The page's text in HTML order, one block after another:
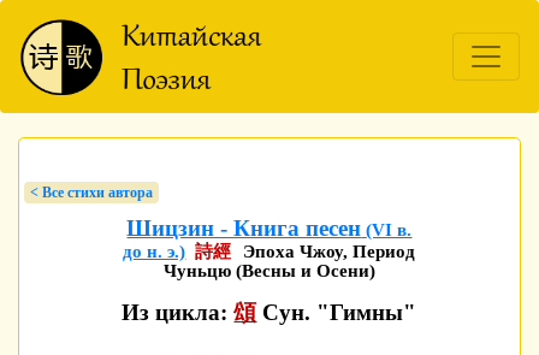
< Bсе стихи автора
Шицзин - Книга песен (VI в.
до н. э.) 詩經
Эпоха Чжоу, Период
Чуньцю (Весны и Осени)
Из цикла:頌 Сун. "Гимны"